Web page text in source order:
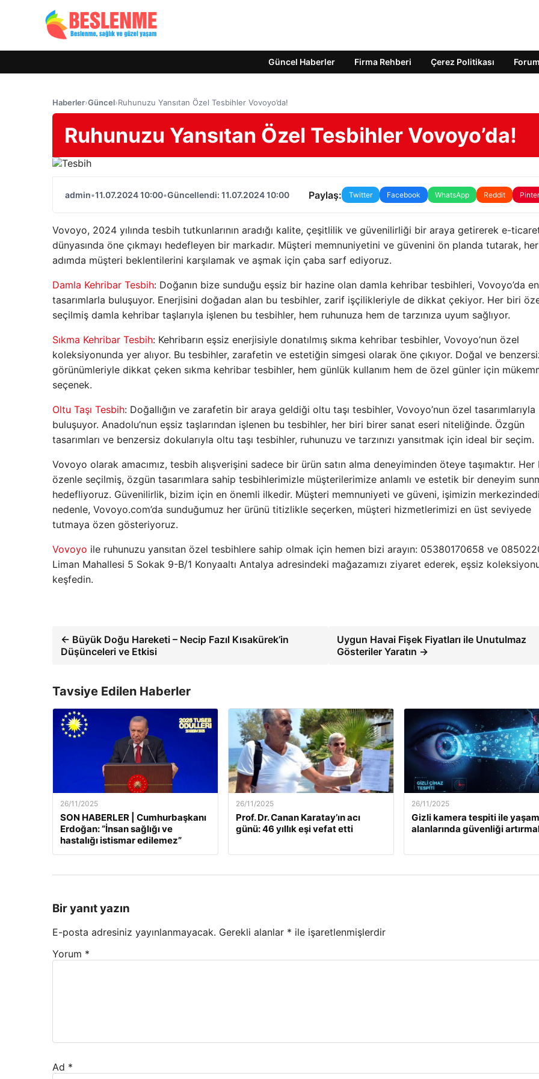
Güncel Haberler Firma Rehberi Çerez Politikası Forum
Haberler›Güncel›Ruhunuzu Yansıtan Özel Tesbihler Vovoyo’da!
Ruhunuzu Yansıtan Özel Tesbihler Vovoyo’da!
admin•11.07.2024 10:00•Güncellendi: 11.07.2024 10:00 Paylaş: Twitter Facebook WhatsApp Reddit
Vovoyo, 2024 yılında tesbih tutkunlarının aradığı kalite, çeşitlilik ve güvenilirliği bir araya getirerek e-
dünyasında öne çıkmayı hedefleyen bir markadır. Müşteri memnuniyetini ve güvenini ön planda tutarak, her
adımda müşteri beklentilerini karşılamak ve aşmak için çaba sarf ediyoruz.
Damla Kehribar Tesbih: Doğanın bize sunduğu eşsiz bir hazine olan damla kehribar tesbihleri, Vovoyo’da
tasarımlarla buluşuyor. Enerjisini doğadan alan bu tesbihler, zarif işçilikleriyle de dikkat çekiyor. Her biri
seçilmiş damla kehribar taşlarıyla işlenen bu tesbihler, hem ruhunuza hem de tarzınıza uyum sağlıyor.
Sıkma Kehribar Tesbih: Kehribarın eşsiz enerjisiyle donatılmış sıkma kehribar tesbihler, Vovoyo’nun özel
koleksiyonunda yer alıyor. Bu tesbihler, zarafetin ve estetiğin simgesi olarak öne çıkıyor. Doğal ve
görünümleriyle dikkat çeken sıkma kehribar tesbihler, hem günlük kullanım hem de özel günler için
seçenek.
Oltu Taşı Tesbih: Doğallığın ve zarafetin bir araya geldiği oltu taşı tesbihler, Vovoyo’nun özel tasarımlarıyla
buluşuyor. Anadolu’nun eşsiz taşlarından işlenen bu tesbihler, her biri birer sanat eseri niteliğinde. Özgün
tasarımları ve benzersiz dokularıyla oltu taşı tesbihler, ruhunuzu ve tarzınızı yansıtmak için ideal bir seçim.
Vovoyo olarak amacımız, tesbih alışverişini sadece bir ürün satın alma deneyiminden öteye taşımaktır. Her
özenle seçilmiş, özgün tasarımlara sahip tesbihlerimizle müşterilerimize anlamlı ve estetik bir deneyim
hedefliyoruz. Güvenilirlik, bizim için en önemli ilkedir. Müşteri memnuniyeti ve güveni, işimizin
nedenle, Vovoyo.com’da sunduğumuz her ürünü titizlikle seçerken, müşteri hizmetlerimizi en üst seviyede
tutmaya özen gösteriyoruz.
Vovoyo ile ruhunuzu yansıtan özel tesbihlere sahip olmak için hemen bizi arayın: 05380170658 ve
Liman Mahallesi 5 Sokak 9-B/1 Konyaaltı Antalya adresindeki mağazamızı ziyaret ederek, eşsiz
keşfedin.
← Büyük Doğu Hareketi – Necip Fazıl Kısakürek’in
Düşünceleri ve Etkisi
Uygun Havai Fişek Fiyatları ile Unutulmaz
Gösteriler Yaratın →
Tavsiye Edilen Haberler
26/11/2025
SON HABERLER | Cumhurbaşkanı
Erdoğan: “İnsan sağlığı ve
hastalığı istismar edilemez”
26/11/2025
Prof. Dr. Canan Karatay’ın acı
günü: 46 yıllık eşi vefat etti
26/11/2025
Gizli kamera tespiti ile yaşam
alanlarında güvenliği
Bir yanıt yazın
E-posta adresiniz yayınlanmayacak. Gerekli alanlar * ile işaretlenmişlerdir
Yorum *
Ad *